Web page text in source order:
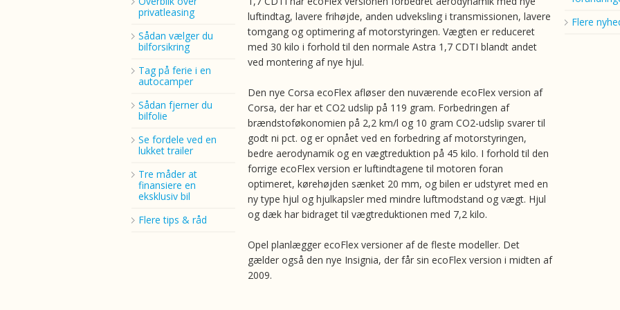
privatleasing
Sådan vælger du
bilforsikring
Tag på ferie i en
autocamper
Sådan fjerner du
bilfolie
Se fordele ved en
lukket trailer
Tre måder at
finansiere en
eksklusiv bil
Flere tips & råd
luftindtag, lavere frihøjde, anden udveksling i transmissionen, lavere
tomgang og optimering af motorstyringen. Vægten er reduceret
med 30 kilo i forhold til den normale Astra 1,7 CDTI blandt andet
ved montering af nye hjul.
Den nye Corsa ecoFlex afløser den nuværende ecoFlex version af
Corsa, der har et CO2 udslip på 119 gram. Forbedringen af
brændstoføkonomien på 2,2 km/l og 10 gram CO2-udslip svarer til
godt ni pct. og er opnået ved en forbedring af motorstyringen,
bedre aerodynamik og en vægtreduktion på 45 kilo. I forhold til den
forrige ecoFlex version er luftindtagene til motoren foran
optimeret, kørehøjden sænket 20 mm, og bilen er udstyret med en
ny type hjul og hjulkapsler med mindre luftmodstand og vægt. Hjul
og dæk har bidraget til vægtreduktionen med 7,2 kilo.
Opel planlægger ecoFlex versioner af de fleste modeller. Det
gælder også den nye Insignia, der får sin ecoFlex version i midten af
2009.
Flere